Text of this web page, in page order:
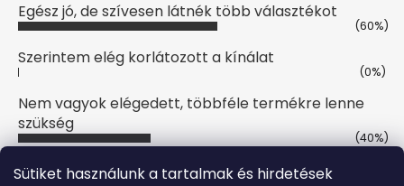
Sütiket használunk a tartalmak és hirdetések
Egész jó, de szívesen látnék több választékot
(60%)
Szerintem elég korlátozott a kínálat
(0%)
Nem vagyok elégedett, többféle termékre lenne
szükség
(40%)
Szavazatok száma:10